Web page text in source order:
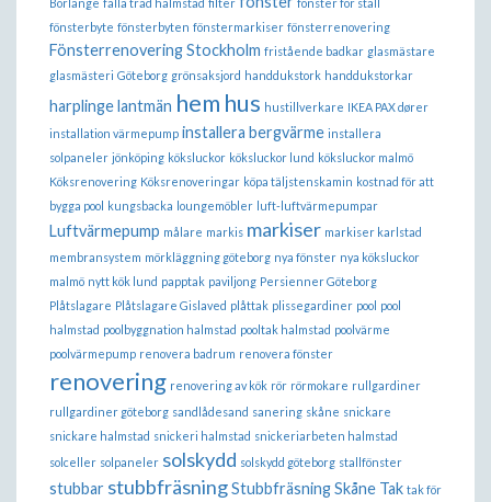
Borlänge fälla träd halmstad filter
fönster för stall
fönsterbyte fönsterbyten fönstermarkiser fönsterrenovering
Fönsterrenovering Stockholm fristående badkar glasmästare
glasmästeri Göteborg grönsaksjord handdukstork handdukstorkar
harplinge lantmän hem hus hustillverkare IKEA PAX dører
installation värmepump installera bergvärme installera
solpaneler jönköping köksluckor köksluckor lund köksluckor malmö
Köksrenovering Köksrenoveringar köpa täljstenskamin kostnad för att
bygga pool
kungsbacka loungemöbler luft-luftvärmepumpar
Luftvärmepump målare markis markiser markiser karlstad
membransystem mörkläggning göteborg nya fönster nya köksluckor
malmö nytt kök lund papptak paviljong Persienner Göteborg
Plåtslagare Plåtslagare Gislaved plåttak plissegardiner pool pool
halmstad poolbyggnation halmstad pooltak halmstad poolvärme
poolvärmepump renovera badrum renovera fönster
renovering renovering av kök rör rörmokare rullgardiner
rullgardiner göteborg sandlådesand sanering skåne snickare
snickare halmstad snickeri halmstad snickeriarbeten halmstad
solceller solpaneler solskydd solskydd göteborg stallfönster
stubbar stubbfräsningStubbfräsning Skåne Tak tak för